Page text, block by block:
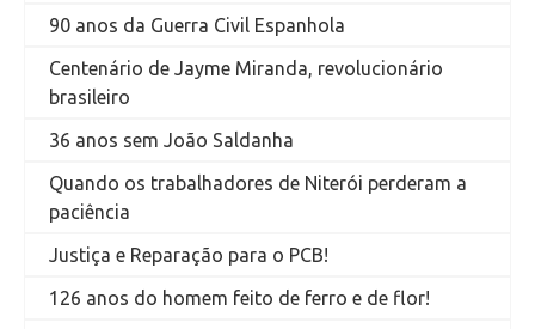
90 anos da Guerra Civil Espanhola
Centenário de Jayme Miranda, revolucionário
brasileiro
36 anos sem João Saldanha
Quando os trabalhadores de Niterói perderam a
paciência
Justiça e Reparação para o PCB!
126 anos do homem feito de ferro e de flor!